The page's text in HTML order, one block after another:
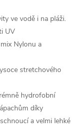
ve vodě i na pláži.
UV
Nylonu a
stretchového
hydrofobní
díky
a velmi lehké